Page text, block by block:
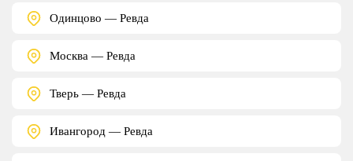
Одинцово — Ревда
Москва — Ревда
Тверь — Ревда
Ивангород — Ревда